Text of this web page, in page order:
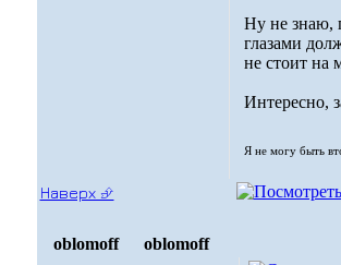
Ну не знаю,
глазами
не стоит на
Интересно,
Я не могу быть
Наверх ⮵
oblomoff oblomoff